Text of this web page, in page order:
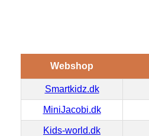
Webshop
Smartkidz.dk
MiniJacobi.dk
Kids-world.dk